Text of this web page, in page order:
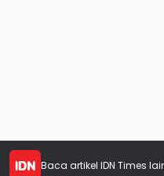
Baca artikel IDN Times